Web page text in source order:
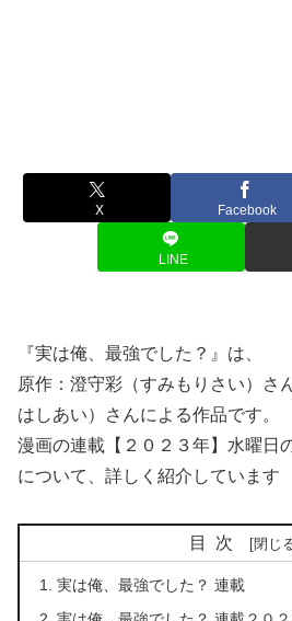
X Facebook
LINE
『実は俺、最強でした？』は、
原作：澄守彩（すみもりさい）さ
はしあい）さんによる作品です。
漫画の連載【２０２３年】水曜日
について、詳しく紹介しています
目次
実は俺、最強でした？ 連載